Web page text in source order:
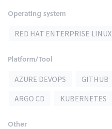
Operating system
RED HAT ENTERPRISE LINUX
Platform/Tool
AZURE DEVOPS GITHUB
ARGO CD
KUBERNETES
Other